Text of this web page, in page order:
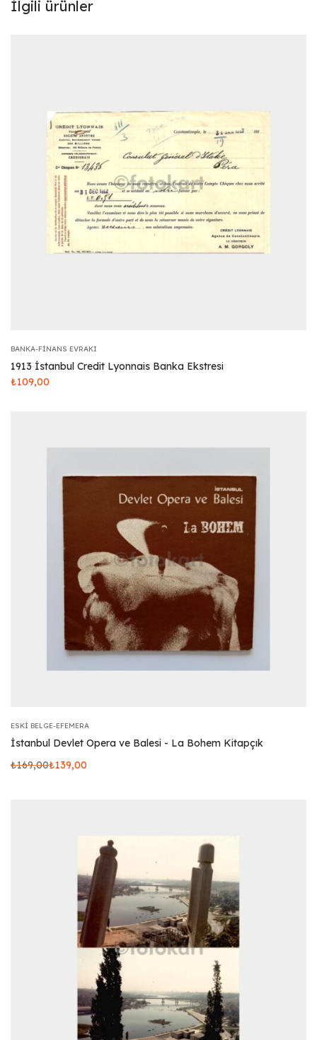
İlgili ürünler
BANKA-FINANS EVRAKI
1913 İstanbul Credit Lyonnais Banka Ekstresi
₺109,00
ESKI BELGE-EFEMERA
İstanbul Devlet Opera ve Balesi - La Bohem Kitapçık
₺169,00₺139,00